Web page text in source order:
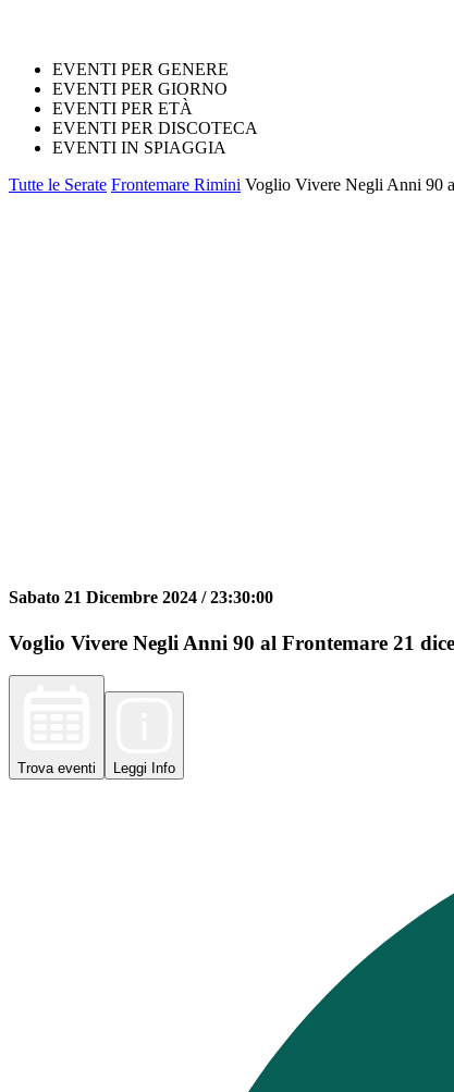
EVENTI PER GENERE
EVENTI PER GIORNO
EVENTI PER ETÀ
EVENTI PER DISCOTECA
EVENTI IN SPIAGGIA
Tutte le Serate Frontemare Rimini Voglio Vivere Negli Anni 90
Sabato 21 Dicembre 2024 /23:30:00
Voglio Vivere Negli Anni 90 al Frontemare 21
Trova eventi Leggi Info